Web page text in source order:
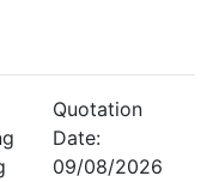
Quotation
Date:
09/08/2026